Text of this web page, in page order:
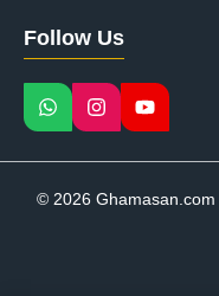
Follow Us
© 2026 Ghamasan.com